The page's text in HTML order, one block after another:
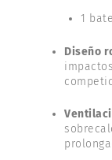
1
Diseño